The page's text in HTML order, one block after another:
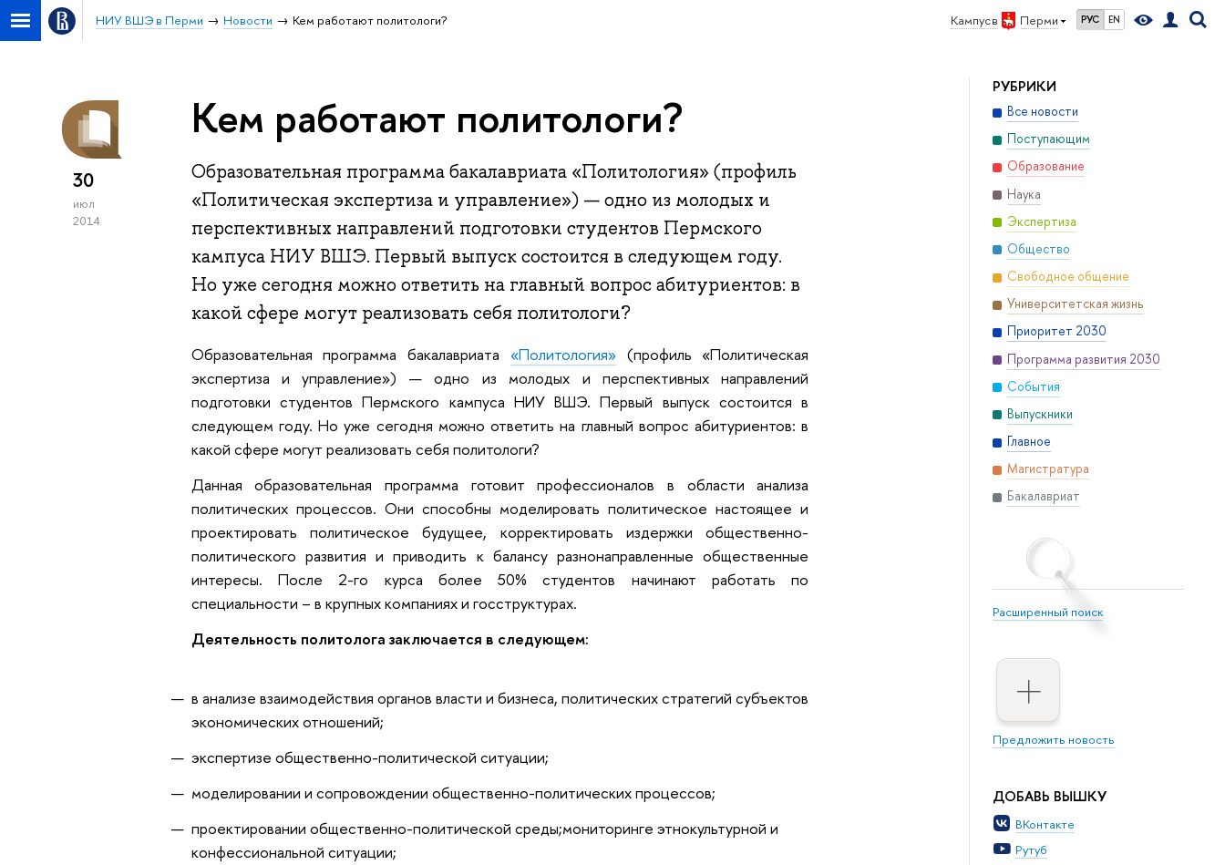
Кампус в Перми РУС EN
НИУ ВШЭ в Перми Новости Кем работают политологи?
РУБРИКИ
Все новости
Поступающим
Образование
Наука
Экспертиза
Общество
Свободное общение
Университетская жизнь
Приоритет 2030
Программа развития 2030
События
Выпускники
Главное
Магистратура
Бакалавриат
Расширенный поиск
Предложить новость
ДОБАВЬ ВЫШКУ
ВКонтакте
Рутуб
30
июл
2014
Кем работают политологи?
Образовательная программа бакалавриата «Политология» (профиль
«Политическая экспертиза и управление») — одно из молодых и
перспективных направлений подготовки студентов Пермского
кампуса НИУ ВШЭ. Первый выпуск состоится в следующем году.
Но уже сегодня можно ответить на главный вопрос абитуриентов: в
какой сфере могут реализовать себя политологи?
Образовательная программа бакалавриата «Политология»(профиль «Политическая
экспертиза и управление») — одно из молодых и перспективных направлений
подготовки студентов Пермского кампуса НИУ ВШЭ. Первый выпуск состоится в
следующем году. Но уже сегодня можно ответить на главный вопрос абитуриентов: в
какой сфере могут реализовать себя политологи?
Данная образовательная программа готовит профессионалов в области анализа
политических процессов. Они способны моделировать политическое настоящее и
проектировать политическое будущее, корректировать издержки общественно-
политического развития и приводить к балансу разнонаправленные общественные
интересы. После 2-го курса более 50% студентов начинают работать по
специальности – в крупных компаниях и госструктурах.
Деятельность политолога заключается в следующем:
в анализе взаимодействия органов власти и бизнеса, политических стратегий субъектов
экономических отношений;
экспертизе общественно-политической ситуации;
моделировании и сопровождении общественно-политических процессов;
проектировании общественно-политической среды;мониторинге этнокультурной и
конфессиональной ситуации;